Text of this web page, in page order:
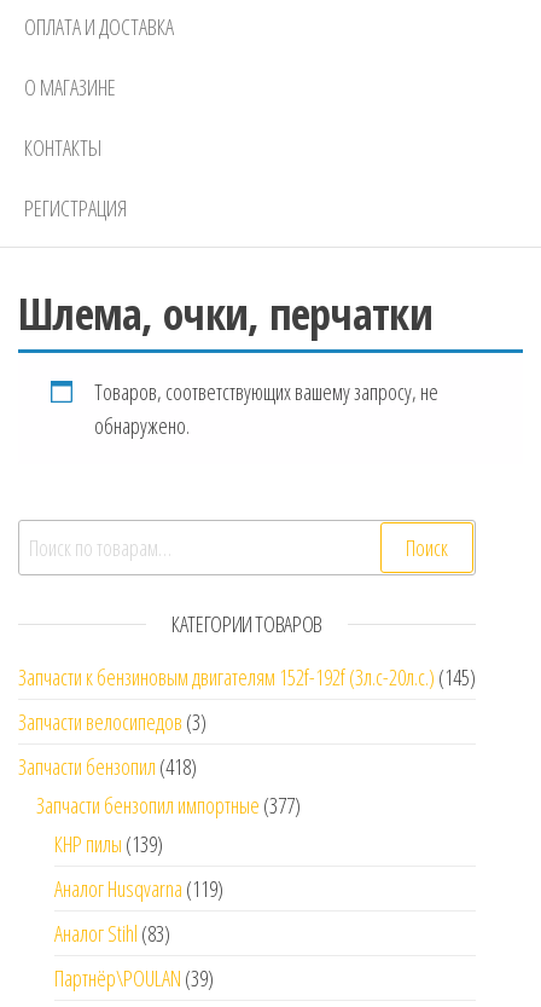
ОПЛАТА И ДОСТАВКА
О МАГАЗИНЕ
КОНТАКТЫ
РЕГИСТРАЦИЯ
Шлема, очки, перчатки
Товаров, соответствующих вашему запросу, не
обнаружено.
Искать: Поиск
КАТЕГОРИИ ТОВАРОВ
Запчасти к бензиновым двигателям 152f-192f (3л.с-20л.с.) (145)
Запчасти велосипедов (3)
Запчасти бензопил (418)
Запчасти бензопил импортные (377)
КНР пилы (139)
Аналог Husqvarna (119)
Аналог Stihl (83)
Партнёр\POULAN (39)